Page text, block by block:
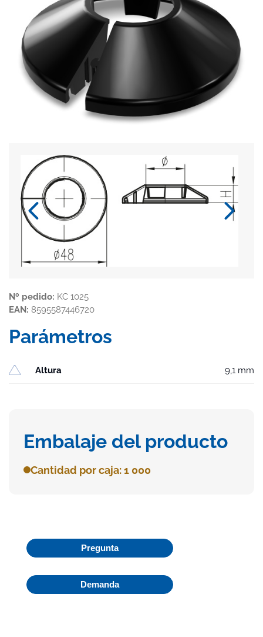
Nº pedido: KC 1025
EAN: 8595587446720
Parámetros
Altura 9,1 mm
Embalaje del producto
Cantidad por caja: 1 000
Pregunta
Demanda